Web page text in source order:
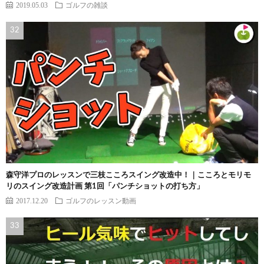
2019.05.03 ゴルフの雑談
森守洋プロのレッスンで三枝こころスイング改造中！｜こころとモリモ
リのスイング改造計画 第1回「パンチショットの打ち方」
2017.12.20 ゴルフのレッスン動画